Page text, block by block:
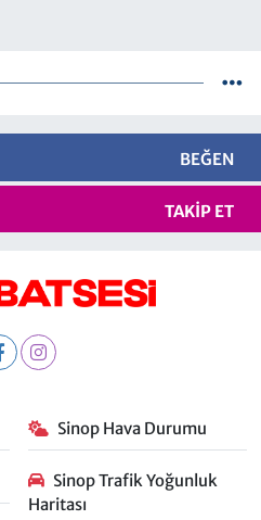
BEĞEN
TAKIP ET
Sinop Hava Durumu
Sinop Trafik Yoğunluk
Haritası